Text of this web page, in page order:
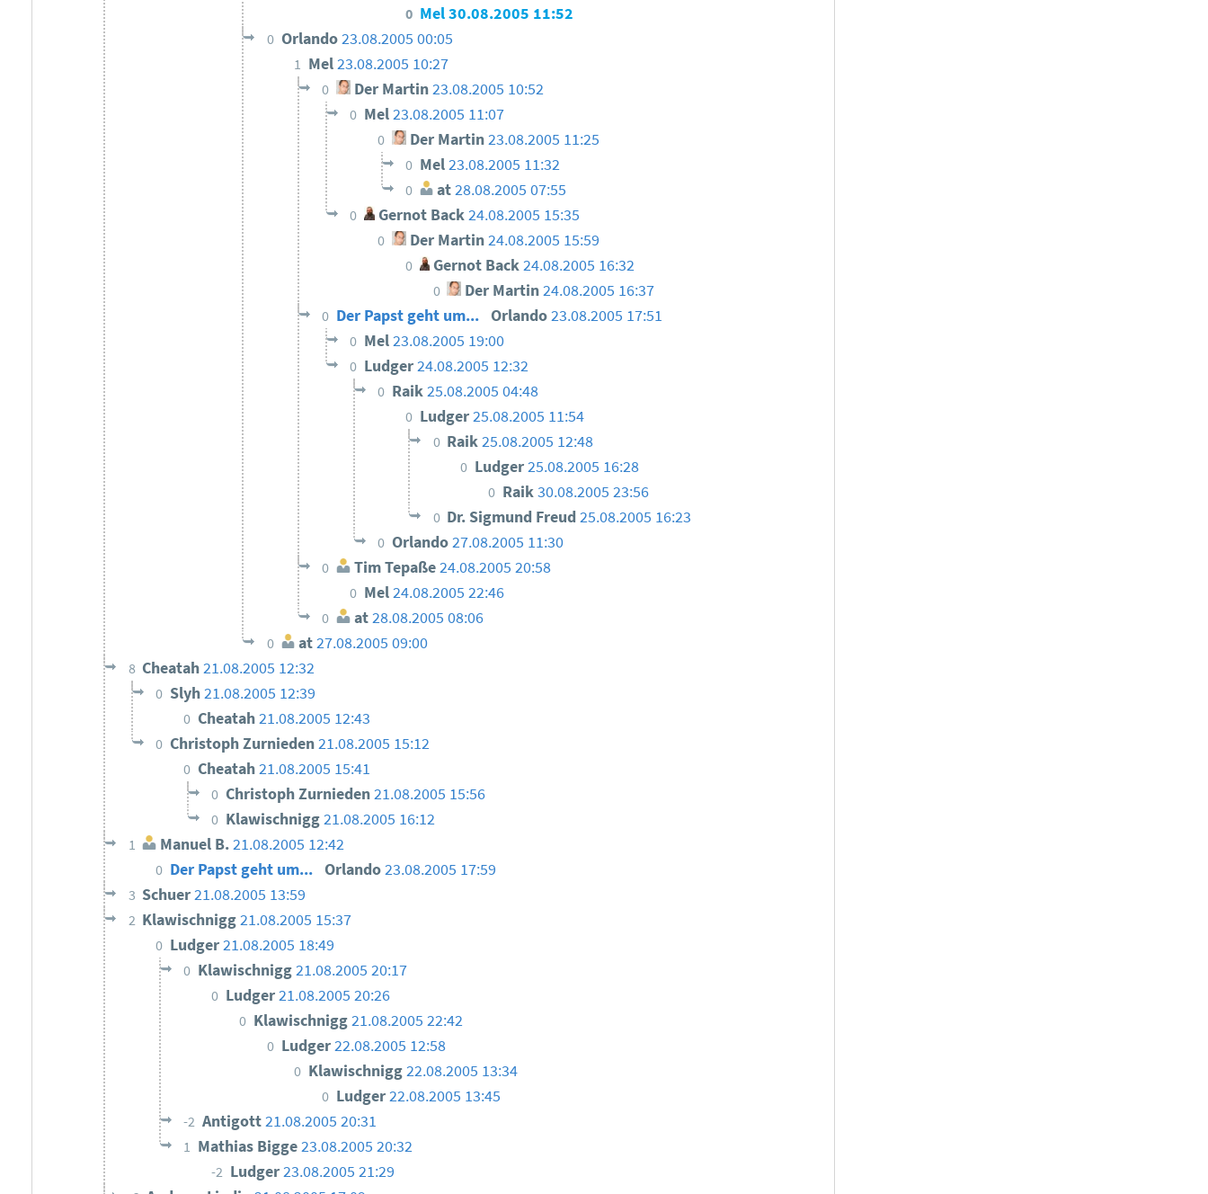
0 Mel30.08.2005 11:52
0 Orlando23.08.2005 00:05
1 Mel23.08.2005 10:27
0 Der Martin23.08.2005 10:52
0 Mel23.08.2005 11:07
0 Der Martin23.08.2005 11:25
0 Mel23.08.2005 11:32
0 at 28.08.2005 07:55
0 Gernot Back24.08.2005 15:35
0 Der Martin24.08.2005 15:59
0 Gernot Back 24.08.2005 16:32
0 Der Martin24.08.2005 16:37
0 Der Papst geht um... Orlando23.08.2005 17:51
0 Mel23.08.2005 19:00
0 Ludger24.08.2005 12:32
0 Raik25.08.2005 04:48
0 Ludger25.08.2005 11:54
0 Raik25.08.2005 12:48
0 Ludger25.08.2005 16:28
0 Raik30.08.2005 23:56
0 Dr. Sigmund Freud25.08.2005 16:23
0 Orlando27.08.2005 11:30
0 Tim Tepaße24.08.2005 20:58
0 Mel24.08.2005 22:46
0 at28.08.2005 08:06
0 at27.08.2005 09:00
8 Cheatah21.08.2005 12:32
0 Slyh21.08.2005 12:39
0 Cheatah21.08.2005 12:43
0 Christoph Zurnieden21.08.2005 15:12
0 Cheatah21.08.2005 15:41
0 Christoph Zurnieden21.08.2005 15:56
0 Klawischnigg21.08.2005 16:12
1 Manuel B.21.08.2005 12:42
0 Der Papst geht um... Orlando23.08.2005 17:59
3 Schuer21.08.2005 13:59
2 Klawischnigg21.08.2005 15:37
0 Ludger21.08.2005 18:49
0 Klawischnigg21.08.2005 20:17
0 Ludger21.08.2005 20:26
0 Klawischnigg21.08.2005 22:42
0 Ludger22.08.2005 12:58
0 Klawischnigg22.08.2005 13:34
0 Ludger22.08.2005 13:45
-2 Antigott21.08.2005 20:31
1 Mathias Bigge23.08.2005 20:32
-2 Ludger23.08.2005 21:29